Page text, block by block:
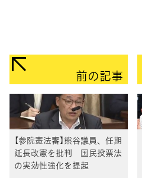
前の記事
【参院憲法審】熊谷議員、任期
延長改憲を批判 国民投票法
の実効性強化を提起